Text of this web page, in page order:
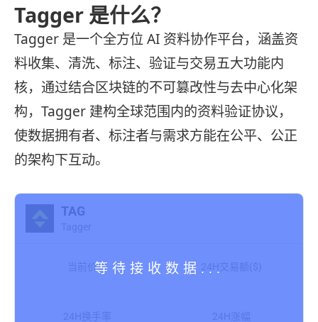
Tagger 是什么？
Tagger 是一个全方位 AI 资料协作平台，涵盖资
料收集、清洗、标注、验证与交易五大功能内
核，通过结合区块链的不可篡改性与去中心化架
构，Tagger 建构全球范围内的资料验证协议，
使数据拥有者、标注者与需求方能在公平、公正
的架构下互动。
TAG
Tagger
当前价格 24H交易额($)
24H换手率 24H涨幅